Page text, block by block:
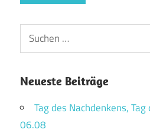
Suchen
nach:
Neueste Beiträge
Tag des Nachdenkens,
06.08